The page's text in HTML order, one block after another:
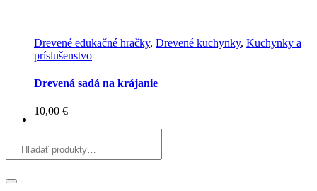
Drevené edukačné hračky, Drevené kuchynky, Kuchynky a
príslušenstvo
Drevená sadá na krájanie
10,00 €